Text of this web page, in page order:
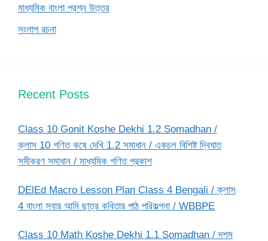
মাধ্যমিক বাংলা প্রশ্ন উত্তর
সংলাপ রচনা
Recent Posts
Class 10 Gonit Koshe Dekhi 1.2 Somadhan /
ক্লাস 10 গণিত কষে দেখি 1.2 সমাধান / একচল বিশিষ্ট দ্বিঘাত
সমীকরণ সমাধান / মাধ্যমিক গণিত প্রকাশ
DElEd Macro Lesson Plan Class 4 Bengali / ক্লাস
4 বাংলা সবার আমি ছাত্র কবিতার পাঠ পরিকল্পনা / WBBPE
Class 10 Math Koshe Dekhi 1.1 Somadhan / দশম